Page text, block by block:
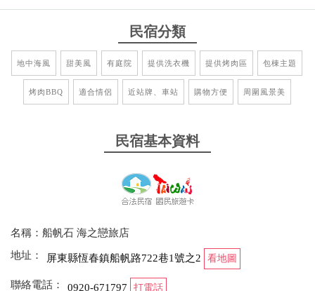
民宿分類
地中海風 甜美風 有庭院 提供洗衣機 提供烤肉區 包棟主題
烤肉BBQ 適合情侶 近站牌、車站 購物方便 周圍風景美
民宿基本資料
名稱：船帆石 海之戀旅店
地址：
屏東縣恆春鎮船帆路722巷1號之2 看地圖
聯絡電話： 0920-671797 打電話